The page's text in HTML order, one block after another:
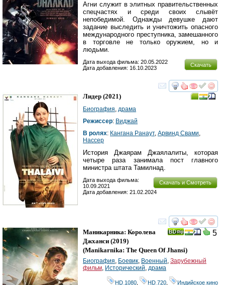
Агни служит в элитных правительственных
спецчастях и среди своих слывёт
непобедимой. Однажды девушке дают
задание выследить и уничтожить опасного
международного преступника, замешанного
в торговле не только оружием, но и
людьми.
Скачать
Дата выхода фильма: 20.05.2022
Дата добавления: 16.10.2023
смотреть
Лидер (2021)
Биография, драма
Режиссер: Виджай
В ролях: Кангана Ранаут, Арвинд Свами,
Нассер
История Джаярам Джаялалиты, которая
четыре раза занимала пост главного
министра штата Тамилнад.
Скачать и Смотреть
Дата выхода фильма:
10.09.2021
Дата добавления: 21.02.2024
смотреть
5
Маникарника: Королева
Джханси (2019)
(Manikarnika: The Queen Of Jhansi)
Биография, Боевик, Военный, Зарубежный
фильм, Исторический, драма
HD 1080 HD 720 Индийское кино